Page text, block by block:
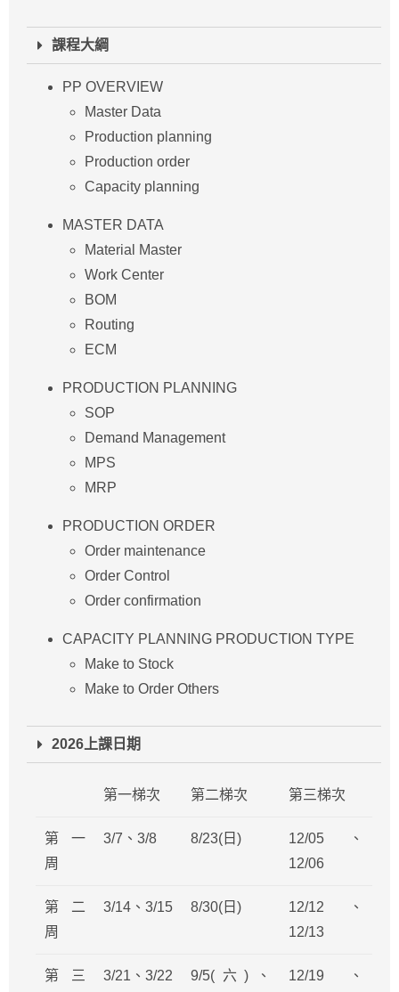
課程大綱
PP OVERVIEW
Master Data
Production planning
Production order
Capacity planning
MASTER DATA
Material Master
Work Center
BOM
Routing
ECM
PRODUCTION PLANNING
SOP
Demand Management
MPS
MRP
PRODUCTION ORDER
Order maintenance
Order Control
Order confirmation
CAPACITY PLANNING PRODUCTION TYPE
Make to Stock
Make to Order Others
2026上課日期
第一梯次 第二梯次 第三梯次
第一
周
3/7、3/8 8/23(日)
12/05、
12/06
第二
周
3/14、3/15 8/30(日)
12/12、
12/13
第三 3/21、3/22 9/5(六)、 12/19、